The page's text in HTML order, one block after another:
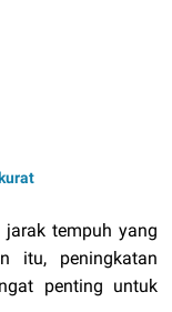
tempuh yang
itu, peningkatan
penting untuk